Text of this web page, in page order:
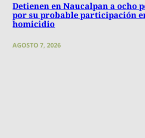
Detienen en Naucalpan a ocho
por su probable participación
homicidio
AGOSTO 7, 2026